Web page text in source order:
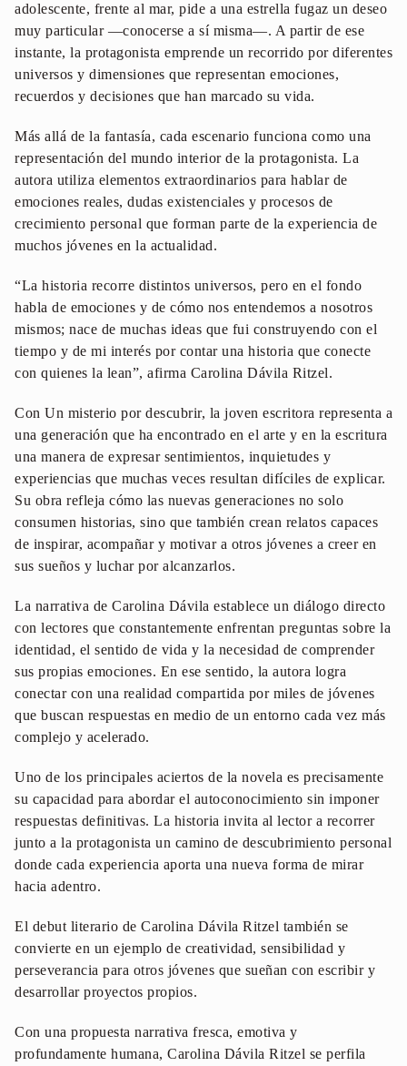
adolescente, frente al mar, pide a una estrella fugaz un deseo
muy particular —conocerse a sí misma—. A partir de ese
instante, la protagonista emprende un recorrido por diferentes
universos y dimensiones que representan emociones,
recuerdos y decisiones que han marcado su vida.
Más allá de la fantasía, cada escenario funciona como una
representación del mundo interior de la protagonista. La
autora utiliza elementos extraordinarios para hablar de
emociones reales, dudas existenciales y procesos de
crecimiento personal que forman parte de la experiencia de
muchos jóvenes en la actualidad.
“La historia recorre distintos universos, pero en el fondo
habla de emociones y de cómo nos entendemos a nosotros
mismos; nace de muchas ideas que fui construyendo con el
tiempo y de mi interés por contar una historia que conecte
con quienes la lean”, afirma Carolina Dávila Ritzel.
Con Un misterio por descubrir, la joven escritora representa a
una generación que ha encontrado en el arte y en la escritura
una manera de expresar sentimientos, inquietudes y
experiencias que muchas veces resultan difíciles de explicar.
Su obra refleja cómo las nuevas generaciones no solo
consumen historias, sino que también crean relatos capaces
de inspirar, acompañar y motivar a otros jóvenes a creer en
sus sueños y luchar por alcanzarlos.
La narrativa de Carolina Dávila establece un diálogo directo
con lectores que constantemente enfrentan preguntas sobre la
identidad, el sentido de vida y la necesidad de comprender
sus propias emociones. En ese sentido, la autora logra
conectar con una realidad compartida por miles de jóvenes
que buscan respuestas en medio de un entorno cada vez más
complejo y acelerado.
Uno de los principales aciertos de la novela es precisamente
su capacidad para abordar el autoconocimiento sin imponer
respuestas definitivas. La historia invita al lector a recorrer
junto a la protagonista un camino de descubrimiento personal
donde cada experiencia aporta una nueva forma de mirar
hacia adentro.
El debut literario de Carolina Dávila Ritzel también se
convierte en un ejemplo de creatividad, sensibilidad y
perseverancia para otros jóvenes que sueñan con escribir y
desarrollar proyectos propios.
Con una propuesta narrativa fresca, emotiva y
profundamente humana, Carolina Dávila Ritzel se perfila